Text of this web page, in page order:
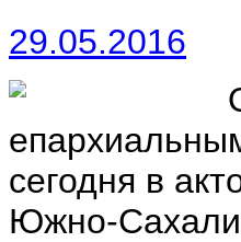
29.05.2016
сегодня в
Южно-